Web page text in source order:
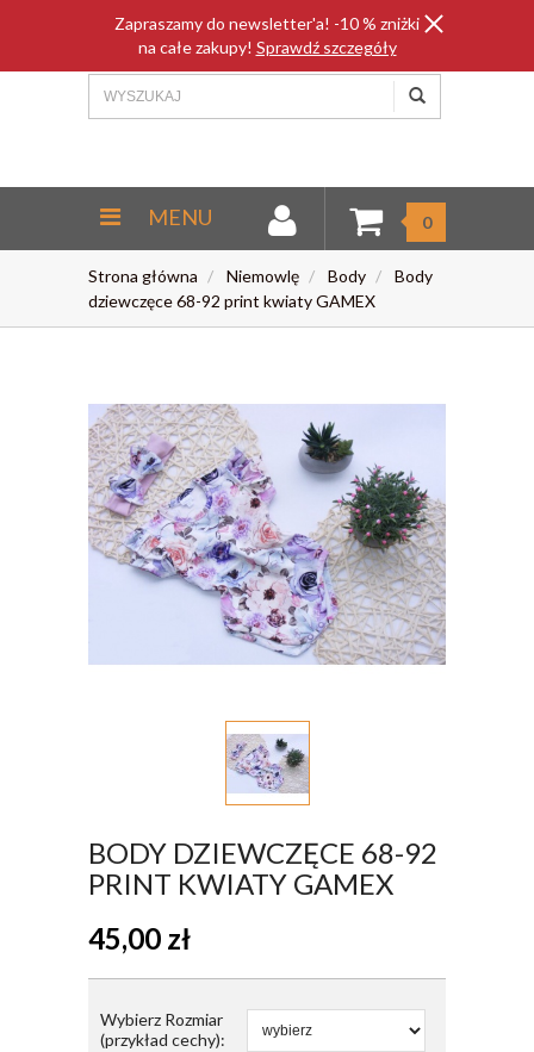
Zapraszamy do newsletter'a! -10 % zniżki
na całe zakupy! Sprawdź szczegóły
MENU 0
Strona główna Niemowlę Body
Body
dziewczęce 68-92 print kwiaty GAMEX
BODY DZIEWCZĘCE 68-92
PRINT KWIATY GAMEX
45,00 zł
Wybierz Rozmiar
(przykład cechy):